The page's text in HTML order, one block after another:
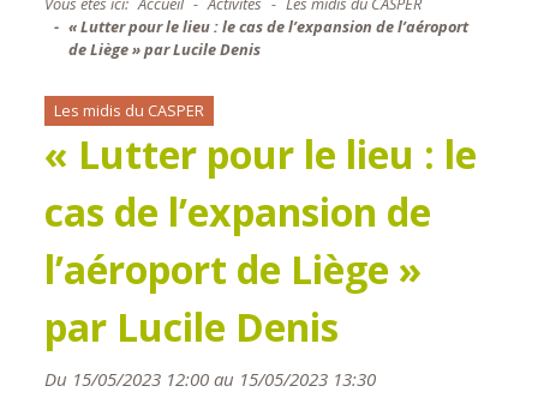
« Lutter pour le lieu : le cas de l’expansion de l’aéroport
de Liège » par Lucile Denis
Les midis du CASPER
« Lutter pour le lieu : le
cas de l’expansion de
l’aéroport de Liège »
par Lucile Denis
Du 15/05/2023 12:00 au 15/05/2023 13:30